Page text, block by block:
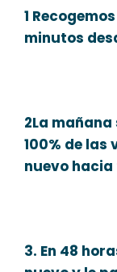
1
minutos
2La
100% de las
nuevo
3. En 48